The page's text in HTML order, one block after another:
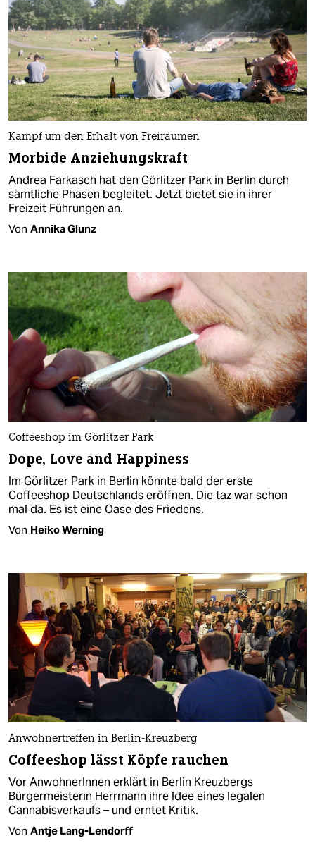
Kampf um den Erhalt von Freiräumen
Morbide Anziehungskraft
Andrea Farkasch hat den Görlitzer Park in Berlin durch
sämtliche Phasen begleitet. Jetzt bietet sie in ihrer
Freizeit Führungen an.
Von Annika Glunz
Coffeeshop im Görlitzer Park
Dope, Love and Happiness
Im Görlitzer Park in Berlin könnte bald der erste
Coffeeshop Deutschlands eröffnen. Die taz war schon
mal da. Es ist eine Oase des Friedens.
Von Heiko Werning
Anwohnertreffen in Berlin-Kreuzberg
Coffeeshop lässt Köpfe rauchen
Vor AnwohnerInnen erklärt in Berlin Kreuzbergs
Bürgermeisterin Herrmann ihre Idee eines legalen
Cannabisverkaufs – und erntet Kritik.
Von Antje Lang-Lendorff